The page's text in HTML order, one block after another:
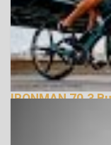
IRONMAN 70.3